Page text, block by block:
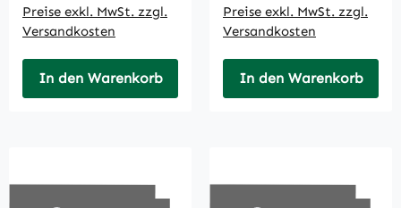
Preise exkl. MwSt. zzgl.
Versandkosten
In den Warenkorb
Preise exkl. MwSt. zzgl.
Versandkosten
In den Warenkorb